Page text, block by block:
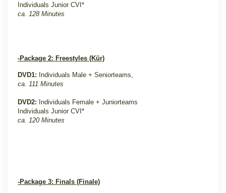
Individuals Junior CVI*
ca. 128 Minutes
-Package 2: Freestyles (Kür)
DVD1: Individuals Male + Seniorteams,
ca. 111 Minutes
DVD2: Individuals Female + Juniorteams
Individuals Junior CVI*
ca. 120 Minutes
-Package 3: Finals (Finale)